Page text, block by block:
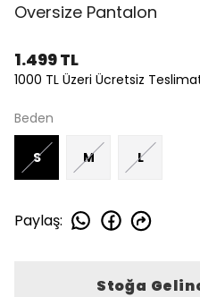
Oversize Pantalon
1.499 TL
1000 TL Üzeri Ücretsiz
Beden
S M L
Paylaş:
Stoğa